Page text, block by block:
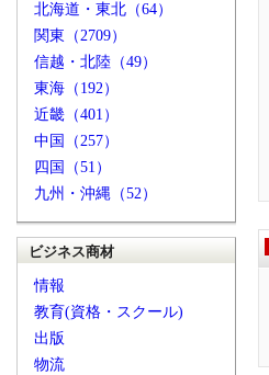
北海道・東北（64）
関東（2709）
信越・北陸（49）
東海（192）
近畿（401）
中国（257）
四国（51）
九州・沖縄（52）
ビジネス商材
情報
教育(資格・スクール)
出版
物流